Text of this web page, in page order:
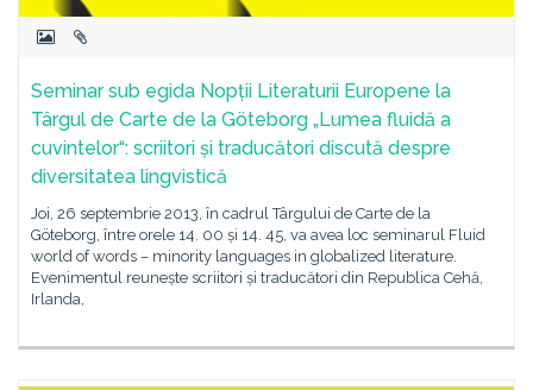
Seminar sub egida Nopții Literaturii Europene la
Târgul de Carte de la Göteborg „Lumea fluidă a
cuvintelor“: scriitori și traducători discută despre
diversitatea lingvistică
Joi, 26 septembrie 2013, în cadrul Târgului de Carte de la
Göteborg, între orele 14. 00 și 14. 45, va avea loc seminarul Fluid
world of words – minority languages in globalized literature.
Evenimentul reunește scriitori și traducători din Republica Cehă,
Irlanda,